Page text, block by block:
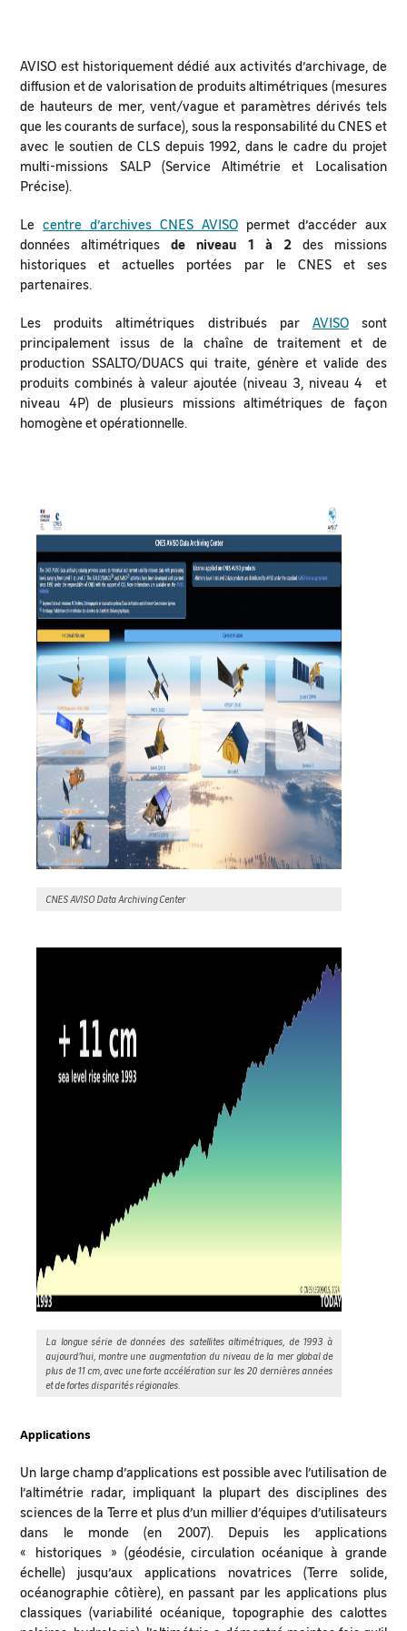
AVISO est historiquement dédié aux activités d’archivage, de
diffusion et de valorisation de produits altimétriques (mesures
de hauteurs de mer, vent/vague et paramètres dérivés tels
que les courants de surface), sous la responsabilité du CNES et
avec le soutien de CLS depuis 1992, dans le cadre du projet
multi-missions SALP (Service Altimétrie et Localisation
Précise).
Lecentre d’archives CNES AVISOpermet d’accéder aux
données altimétriquesde niveau 1 à 2 des missions
historiques et actuelles portées par le CNES et ses
partenaires.
Les produits altimétriques distribués par AVISOsont
principalement issus de la chaîne de traitement et de
production SSALTO/DUACS qui traite, génère et valide des
produits combinés à valeur ajoutée (niveau 3, niveau 4 et
niveau 4P) de plusieurs missions altimétriques de façon
homogène et opérationnelle.
CNES AVISO Data Archiving Center
La longue série de données des satellites altimétriques, de 1993 à
aujourd’hui, montre une augmentation du niveau de la mer global de
plus de 11 cm, avec une forte accélération sur les 20 dernières années
et de fortes disparités régionales.
Applications
Un large champ d’applications est possible avec l’utilisation de
l’altimétrie radar, impliquant la plupart des disciplines des
sciences de la Terre et plus d’un millier d’équipes d’utilisateurs
dans le monde (en 2007). Depuis les applications
« historiques » (géodésie, circulation océanique à grande
échelle) jusqu’aux applications novatrices (Terre solide,
océanographie côtière), en passant par les applications plus
classiques (variabilité océanique, topographie des calottes